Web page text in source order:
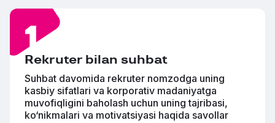
Rekruter bilan suhbat
Suhbat davomida rekruter nomzodga uning
kasbiy sifatlari va korporativ madaniyatga
muvofiqligini baholash uchun uning tajribasi,
ko‘nikmalari va motivatsiyasi haqida savollar